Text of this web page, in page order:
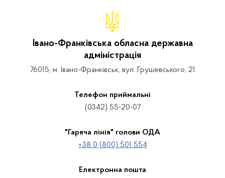
Івано-Франківська обласна державна
адміністрація
76015, м. Івано-Франківськ, вул. Грушевського, 21
Телефон приймальні
(0342) 55-20-07
"Гаряча лінія" голови ОДА
+38 0 (800) 501 554
Електронна пошта